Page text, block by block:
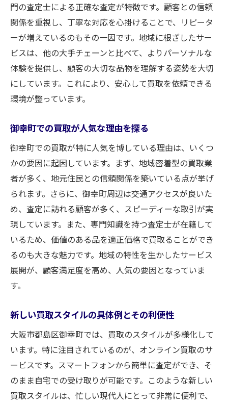
市場動向を反映した最適な買取価格設定
買取大吉が提供する特典とその活用法
都島毛馬店のプロによる正確な買取査定の秘密
専門的な知識を持つスタッフの役割
最新技術を用いた査定プロセスの紹介
正確な価格設定を支えるデータ分析方法
確かな目利き力を持つ鑑定士の信頼性
顧客満足度を高める査定基準の厳格さ
御幸町での買取をスムーズにするための心得
事前に知っておくべき買取の基本知識
効率的な買取を実現するための準備方法
取引をスムーズにするコミュニケーション
のコツ
トラブルを未然に防ぐポイント
必要書類とその準備方法について
地域の活況に伴う買取ニーズの増加
御幸町の独自性を活かした市場展開
地域の特性を活用したマーケティング戦略
地元住民に支持される買取店の共通点
都市部ならではの買取市場の動向
門の査定士による正確な査定が特徴です。顧客との信頼
関係を重視し、丁寧な対応を心掛けることで、リピータ
ーが増えているのもその一因です。地域に根ざしたサー
ビスは、他の大手チェーンと比べて、よりパーソナルな
体験を提供し、顧客の大切な品物を理解する姿勢を大切
にしています。これにより、安心して買取を依頼できる
環境が整っています。
御幸町での買取が人気な理由を探る
御幸町での買取が特に人気を博している理由は、いくつ
かの要因に起因しています。まず、地域密着型の買取業
者が多く、地元住民との信頼関係を築いている点が挙げ
られます。さらに、御幸町周辺は交通アクセスが良いた
め、査定に訪れる顧客が多く、スピーディーな取引が実
現しています。また、専門知識を持つ査定士が在籍して
いるため、価値のある品を適正価格で買取ることができ
るのも大きな魅力です。地域の特性を生かしたサービス
展開が、顧客満足度を高め、人気の要因となっていま
す。
新しい買取スタイルの具体例とその利便性
大阪市都島区御幸町では、買取のスタイルが多様化して
います。特に注目されているのが、オンライン買取のサ
ービスです。スマートフォンから簡単に査定ができ、そ
のまま自宅での受け取りが可能です。このような新しい
買取スタイルは、忙しい現代人にとって非常に便利で、